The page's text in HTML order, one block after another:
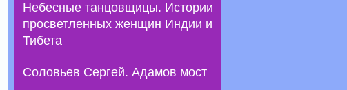
Небесные танцовщицы. Истории
просветленных женщин Индии и
Тибета
Соловьев Сергей. Адамов мост